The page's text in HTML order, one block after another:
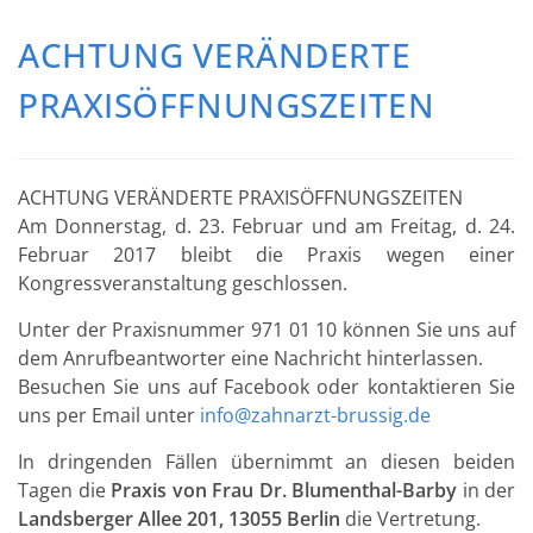
ACHTUNG VERÄNDERTE
PRAXISÖFFNUNGSZEITEN
ACHTUNG VERÄNDERTE PRAXISÖFFNUNGSZEITEN
Am Donnerstag, d. 23. Februar und am Freitag, d. 24.
Februar 2017 bleibt die Praxis wegen einer
Kongressveranstaltung geschlossen.
Unter der Praxisnummer 971 01 10 können Sie uns auf
dem Anrufbeantworter eine Nachricht hinterlassen.
Besuchen Sie uns auf Facebook oder kontaktieren Sie
uns per Email unter info@zahnarzt-brussig.de
In dringenden Fällen übernimmt an diesen beiden
Tagen die Praxis von Frau Dr. Blumenthal-Barby in der
Landsberger Allee 201, 13055 Berlin die Vertretung.